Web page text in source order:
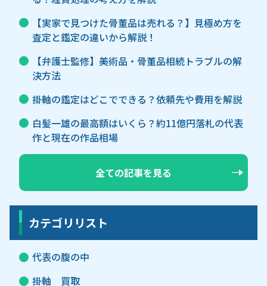
【実家で見つけた骨董品は売れる？】見極め方を
査定と鑑定の違いから解説！
【弁護士監修】美術品・骨董品相続トラブルの解
決方法
掛軸の鑑定はどこでできる？依頼先や費用を解説
白髪一雄の最高額はいくら？約11億円落札の代表
作と現在の作品相場
全ての記事を見る
カテゴリリスト
代表の腹の中
掛軸 買取